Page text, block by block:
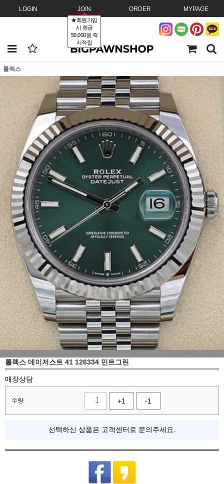
LOGIN JOIN
★회원가입
시 현금
50,000원 즉
시적립
ORDER MYPAGE
롤렉스
롤렉스 데이저스트 41 126334 민트그린
매장상담
수량 +1 -1
선택하신 상품은 고객센터로 문의주세요.